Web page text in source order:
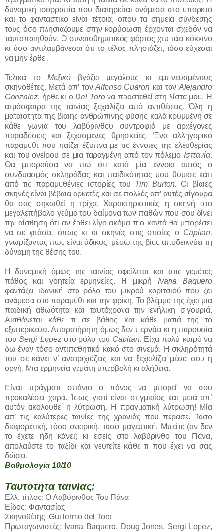
δυναμική ισορροπία που διατηρείται ανάμεσα στο υπαρκτό
και το φανταστικό είναι τέτοια, όπου τα σημεία σύνδεσής
τους όσο πλησιάζουμε στην κορύφωση έρχονται σχεδόν να
ταυτοποιηθούν. Ο συναισθηματικός φόρτος χτυπάει κόκκινο
κι όσο αντιλαμβάνεσαι ότι το τέλος πλησιάζει, τόσο εύχεσαι
να μην έρθει.
Τελικά το Μεξικό βγάζει μεγάλους κι εμπνευσμένους
σκηνοθέτες. Μετά απ’ τονAlfonso Cuaron και τον Alejandro
Gonzalez, ήρθε κι οDel Toroνα προστεθεί στη λίστα μου. Η
ατμόσφαιρα της ταινίας ξεχειλίζει από αντιθέσεις. Όλη η
ματαιότητα της βίαιης ανθρώπινης φύσης καλά κρυμμένη σε
κάθε γωνιά του λαβύρινθου συντροφιά με αρχέγονες
παραδόσεις και ξεχασμένες θρησκείες. Ένα αλληγορικό
παραμύθι που παίζει έξυπνα με τις έννοιες της ελευθερίας
και του ονείρου σε μια ταραγμένη από τον πόλεμο Ισπανία.
Θα μπορούσα να πω ότι κατά μία έννοια αυτός ο
συνδυασμός σκληράδας και παιδικότητας μου θύμισε κάτι
από τις παραμυθένιες ιστορίες του Tim Burton. Οι βίαιες
σκηνές είναι βέβαια αρκετές και σε πολλές απ’ αυτές σίγουρα
θα σας σηκωθεί η τρίχα. Χαρακτηριστικές η σκηνή στο
μεγαλεπήβολο γεύμα του δαίμονα των παθών που σου δίνει
την αίσθηση ότι αν έρθει λίγο ακόμα πιο κοντά θα μπορέσει
να σε φτάσει, όπως κι οι σκηνές στις οποίες ο Capitan,
γνωρίζοντας πως είναι άδικος, μέσω της βίας αποδεικνύει τη
δύναμη της θέσης του.
Η δυναμική όμως της ταινίας οφείλεται και στις γεμάτες
πάθος και γοητεία ερμηνείες. Η μικρή Ivana Baquero
φαντάζει ιδανική στο ρόλο του μικρού κοριτσιού που ζει
ανάμεσα στο παραμύθι και την φρίκη. Το βλέμμα της έχει μια
παιδική αθωότητα και ταυτόχρονα την ενήλικη σιγουριά.
Αισθάνεται κάθε τι σε βάθος και κάθε ματιά της το
εξωτερικεύει. Απαρατήρητη όμως δεν περνάει κι η παρουσία
τουSergi Lopezστο ρόλο του Capitan. Είχα πολύ καιρό να
δω έναν τόσο αντιπαθητικό κακό στο σινεμά. Η σκληρότητά
του σε κάνει ν’ ανατριχιάζεις και να ξεχειλίζει μέσα σου η
οργή. Μια ερμηνεία γεμάτη υπερβολή κι αλήθεια.
Είναι πράγματι σπάνιο ο πόνος να μπορεί να σου
προκαλέσει χαρά. Ίσως γιατί είναι στιγμιαίος και μετά απ’
αυτόν ακολουθεί η λύτρωση. Η πραγματική λύτρωση! Μία
απ’ τις καλύτερες ταινίες της χρονιάς που πέρασε. Τόσο
διαφορετική, τόσο ονειρική, τόσο μαγευτική. Μπείτε (αν δεν
το έχετε ήδη κάνει) κι εσείς στο λαβύρινθο του Πάνα,
απολαύστε το ταξίδι και γευτείτε κάθε τι που έχει να σας
δώσει.
Βαθμολογία 10/10
Ταυτότητα ταινίας:
Ελλ. τίτλος: Ο Λαβύρινθος Του Πάνα
Είδος: Φαντασίας
Σκηνοθέτης: Guillermo del Toro
Πρωταγωνιστές: Ivana Baquero, Doug Jones, Sergi Lopez,